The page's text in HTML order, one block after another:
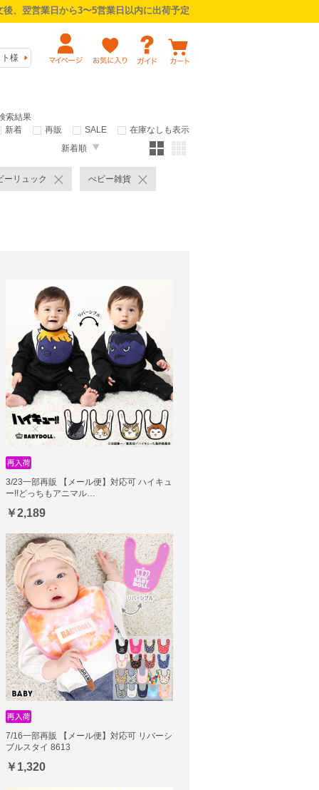
、翌営業日から3〜5営業日以内に出荷予定
様
索結果
新着
再販 SALE
在庫なしも表示
新着順
ーリュック べビー雑貨
3/23一部再販 【メール便】対応可 ハイキュ
ー!!どっちもアニマル…
￥2,189
7/16一部再販 【メール便】対応可 リバーシ
ブルスタイ 8613
￥1,320